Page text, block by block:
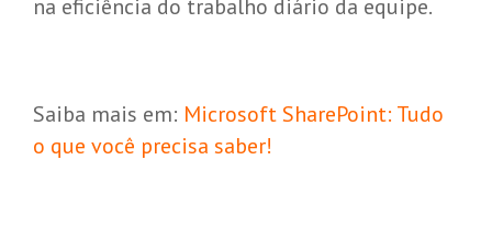
na eficiência do trabalho diário da equipe.
Saiba mais em: Microsoft SharePoint: Tudo
o que você precisa saber!